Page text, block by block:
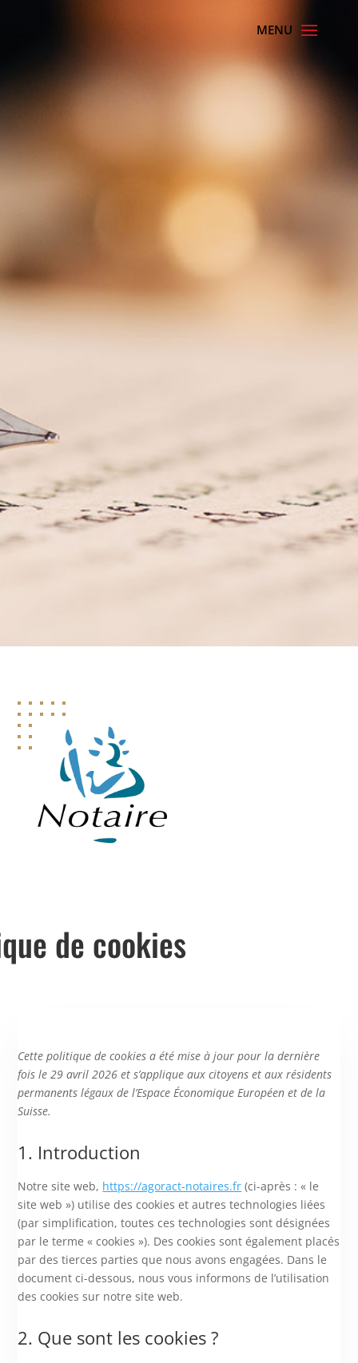
de cookies
Cette politique de cookies a été mise à jour pour la dernière
fois le 29 avril 2026 et s’applique aux citoyens et aux résidents
permanents légaux de l’Espace Économique Européen et de la
Suisse.
1. Introduction
Notre site web, https://agoract-notaires.fr (ci-après : « le
site web ») utilise des cookies et autres technologies liées
(par simplification, toutes ces technologies sont désignées
par le terme « cookies »). Des cookies sont également placés
par des tierces parties que nous avons engagées. Dans le
document ci-dessous, nous vous informons de l’utilisation
des cookies sur notre site web.
2. Que sont les cookies ?